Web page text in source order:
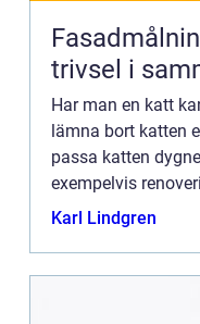
Fasadmålning skydd, värde
trivsel i
Har man en katt
lämna bort katten
passa katten
exempelvis
gäster som ska
Karl Lindgren